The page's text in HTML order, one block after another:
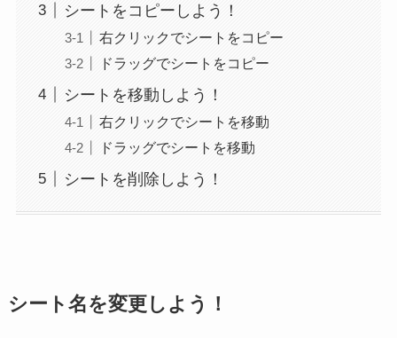
シートをコピーしよう！
右クリックでシートをコピー
ドラッグでシートをコピー
シートを移動しよう！
右クリックでシートを移動
ドラッグでシートを移動
シートを削除しよう！
シート名を変更しよう！